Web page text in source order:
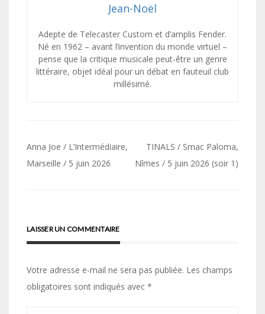
Jean-Noël
Adepte de Telecaster Custom et d’amplis Fender.
Né en 1962 – avant l’invention du monde virtuel –
pense que la critique musicale peut-être un genre
littéraire, objet idéal pour un débat en fauteuil club
millésimé.
Navigation
de
Anna Joe / L’Intermédiaire,
Marseille / 5 juin 2026
TINALS / Smac Paloma,
Nîmes / 5 juin 2026 (soir 1)
LAISSER UN COMMENTAIRE
Votre adresse e-mail ne sera pas publiée. Les champs
obligatoires sont indiqués avec *